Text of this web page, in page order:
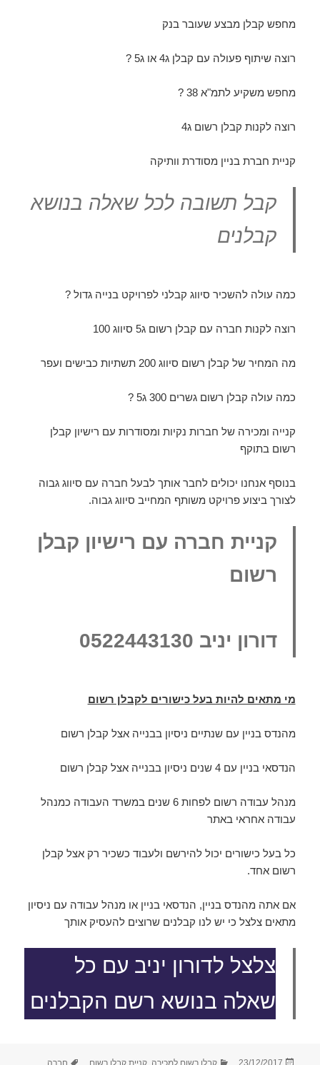
מחפש קבלן מבצע שעובר בנק
רוצה שיתוף פעולה עם קבלן ג4 או ג5 ?
מחפש משקיע לתמ"א 38 ?
רוצה לקנות קבלן רשום ג4
קניית חברת בניין מסודרת וותיקה
קבל תשובה לכל שאלה בנושא
קבלנים
כמה עולה להשכיר סיווג קבלני לפרויקט בנייה גדול ?
רוצה לקנות חברה עם קבלן רשום ג5 סיווג 100
מה המחיר של קבלן רשום סיווג 200 תשתיות כבישים ועפר
כמה עולה קבלן רשום גשרים 300 ג5 ?
קנייה ומכירה של חברות נקיות ומסודרות עם רישיון קבלן
רשום בתוקף
בנוסף אנחנו יכולים לחבר אותך לבעל חברה עם סיווג גבוה
לצורך ביצוע פרויקט משותף המחייב סיווג גבוה.
קניית חברה עם רישיון קבלן
רשום
דורון יניב 0522443130
מי מתאים להיות בעל כישורים לקבלן רשום
מהנדס בניין עם שנתיים ניסיון בבנייה אצל קבלן רשום
הנדסאי בניין עם 4 שנים ניסיון בבנייה אצל קבלן רשום
מנהל עבודה רשום לפחות 6 שנים במשרד העבודה כמנהל
עבודה אחראי באתר
כל בעל כישורים יכול להירשם ולעבוד כשכיר רק אצל קבלן
רשום אחד.
אם אתה מהנדס בניין, הנדסאי בניין או מנהל עבודה עם ניסיון
מתאים צלצל כי יש לנו קבלנים שרוצים להעסיק אותך
צלצל לדורון יניב עם כל
שאלה בנושא רשם הקבלנים
פורסם
23/12/2017 קטגוריות
קבלן רשום למכירה ,קניית קבלן רשום תגיות
חברה